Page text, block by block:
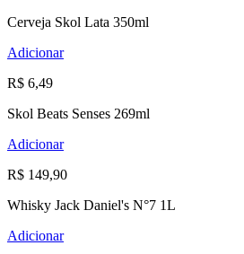
Cerveja Skol Lata 350ml
Adicionar
R$ 6,49
Skol Beats Senses 269ml
Adicionar
R$ 149,90
Whisky Jack Daniel's N°7 1L
Adicionar